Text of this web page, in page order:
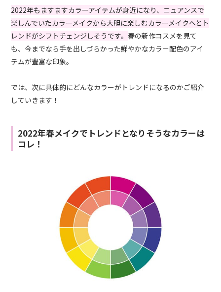
2022年もますますカラーアイテムが身近になり、ニュアンスで
楽しんでいたカラーメイクから大胆に楽しむカラーメイクへとト
レンドがシフトチェンジしそうです。 春の新作コスメを見て
も、今までなら手を出しづらかった鮮やかなカラー配色のアイ
テムが豊富な印象。
では、次に具体的にどんなカラーがトレンドになるのかご紹介
していきます！
2022年春メイクでトレンドとなりそうなカラーは
コレ！